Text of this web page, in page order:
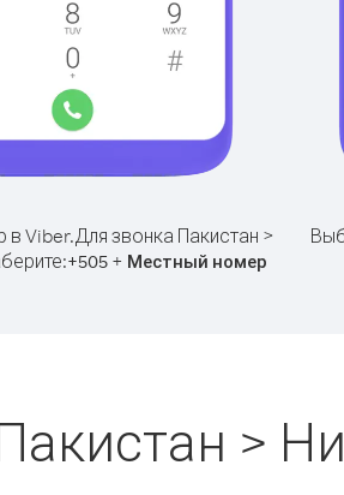
в Viber.Для звонка Пакистан >
+505+ Местный номер
>